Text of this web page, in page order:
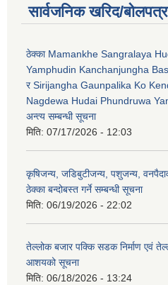
सार्वजनिक खरिद/
ठेक्का Mamankhe Sangralaya
Yamphudin Kanchanjungha
र Sirijangha Gaunpalika Ko
Nagdewa Hudai Phundruwa
अन्त्य सम्बन्धी सूचना
मिति: 07/17/2026 - 12:03
कृषिजन्य, जडिबुटीजन्य, पशुजन्य,
ठेक्का बन्दोबस्त गर्ने सम्बन्धी सूचना
मिति: 06/19/2026 - 22:02
तेल्लोक बजार पक्कि सडक निर्माण एवं
आशयको सूचना
मिति: 06/18/2026 - 13:24